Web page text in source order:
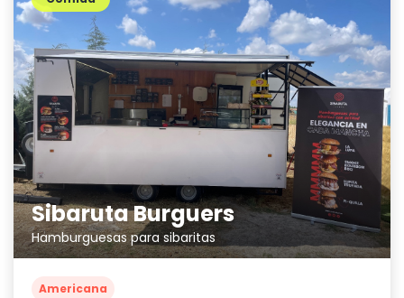
Sibaruta Burguers
Hamburguesas para sibaritas
Americana